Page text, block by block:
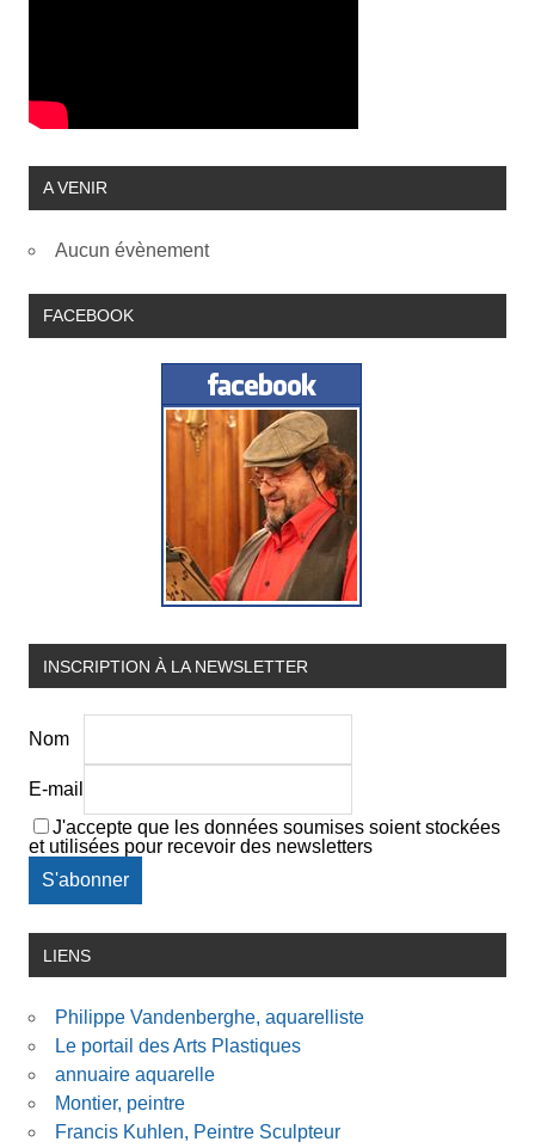
A VENIR
Aucun évènement
FACEBOOK
INSCRIPTION À LA NEWSLETTER
Nom
E-mail
J'accepte que les données soumises soient stockées
et utilisées pour recevoir des newsletters
LIENS
Philippe Vandenberghe, aquarelliste
Le portail des Arts Plastiques
annuaire aquarelle
Montier, peintre
Francis Kuhlen, Peintre Sculpteur